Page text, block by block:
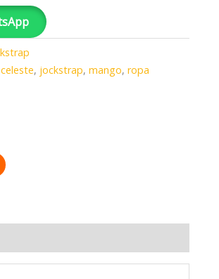
celeste, jockstrap,mango,ropa